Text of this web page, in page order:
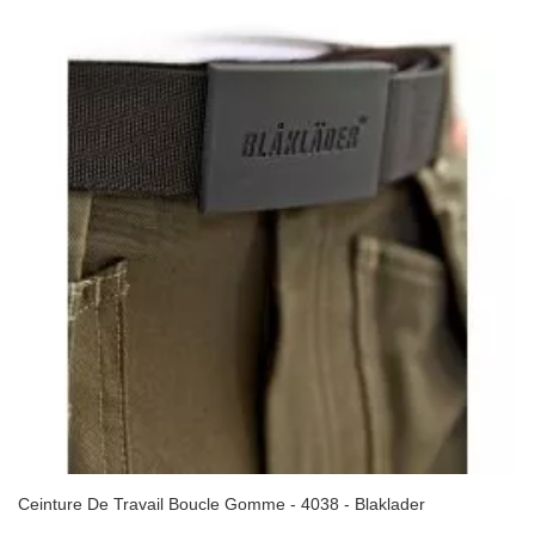
Ceinture De Travail Boucle Gomme - 4038 - Blaklader